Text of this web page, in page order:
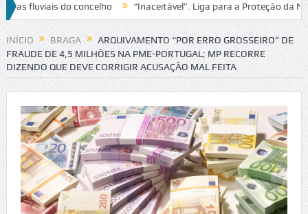
do concelho “Inaceitável”. Liga para a Proteção da
no IC2 em Alcobaça Igreja do Castelo de Cerveira
INÍCIO BRAGA
ARQUIVAMENTO “POR ERRO GROSSEIRO” DE
FRAUDE DE 4,5 MILHÕES NA PME-PORTUGAL; MP RECORRE
DIZENDO QUE DEVE CORRIGIR ACUSAÇÃO MAL FEITA